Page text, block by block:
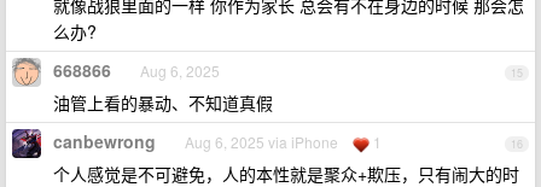
就像战狼里面的一样 你作为家长 总会有不在身边的时候 那会怎
么办?
15
668866 Aug 6, 2025
油管上看的暴动、不知道真假
16
canbewrong Aug 6, 2025 via iPhone 1
个人感觉是不可避免，人的本性就是聚众+欺压，只有闹大的时